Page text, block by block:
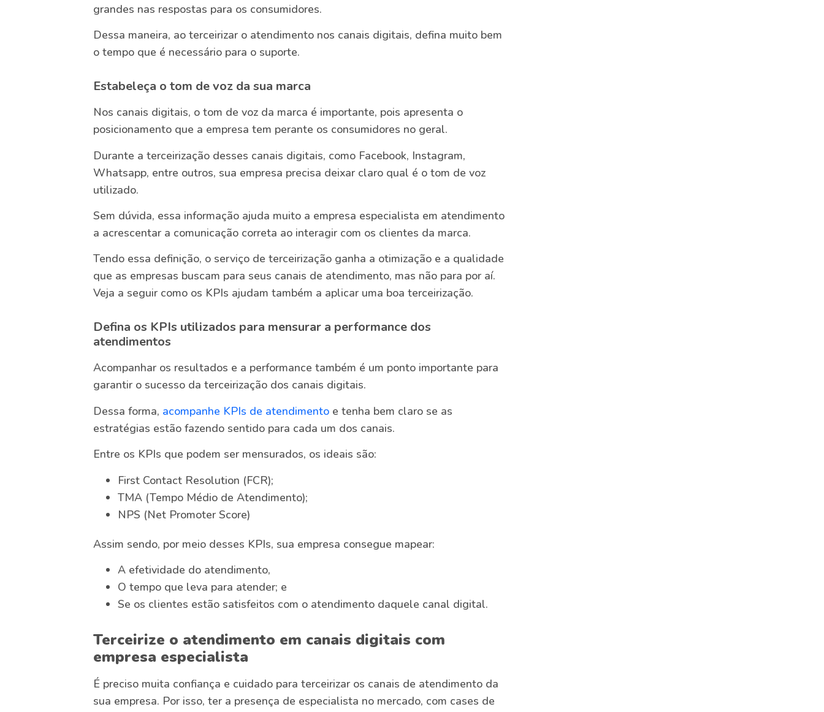
grandes nas respostas para os consumidores.
Dessa maneira, ao terceirizar o atendimento nos canais digitais, defina muito bem
o tempo que é necessário para o suporte.
Estabeleça o tom de voz da sua marca
Nos canais digitais, o tom de voz da marca é importante, pois apresenta o
posicionamento que a empresa tem perante os consumidores no geral.
Durante a terceirização desses canais digitais, como Facebook, Instagram,
Whatsapp, entre outros, sua empresa precisa deixar claro qual é o tom de voz
utilizado.
Sem dúvida, essa informação ajuda muito a empresa especialista em atendimento
a acrescentar a comunicação correta ao interagir com os clientes da marca.
Tendo essa definição, o serviço de terceirização ganha a otimização e a qualidade
que as empresas buscam para seus canais de atendimento, mas não para por aí.
Veja a seguir como os KPIs ajudam também a aplicar uma boa terceirização.
Defina os KPIs utilizados para mensurar a performance dos
atendimentos
Acompanhar os resultados e a performance também é um ponto importante para
garantir o sucesso da terceirização dos canais digitais.
Dessa forma, acompanhe KPIs de atendimento e tenha bem claro se as
estratégias estão fazendo sentido para cada um dos canais.
Entre os KPIs que podem ser mensurados, os ideais são:
First Contact Resolution (FCR);
TMA (Tempo Médio de Atendimento);
NPS (Net Promoter Score)
Assim sendo, por meio desses KPIs, sua empresa consegue mapear:
A efetividade do atendimento,
O tempo que leva para atender; e
Se os clientes estão satisfeitos com o atendimento daquele canal digital.
Terceirize o atendimento em canais digitais com
empresa especialista
É preciso muita confiança e cuidado para terceirizar os canais de atendimento da
sua empresa. Por isso, ter a presença de especialista no mercado, com cases de